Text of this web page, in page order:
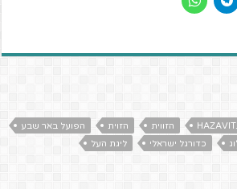
הזווית הזוית
הפועל באר שבע
כדורגל ישראלי
ליגת העל